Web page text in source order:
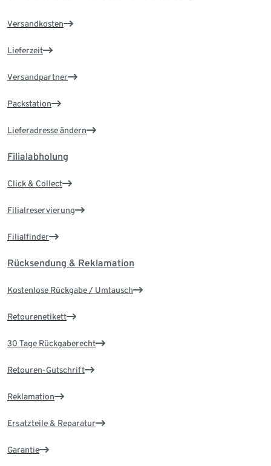
Versandkosten
Lieferzeit
Versandpartner
Packstation
Lieferadresse ändern
Filialabholung
Click & Collect
Filialreservierung
Filialfinder
Rücksendung & Reklamation
Kostenlose Rückgabe / Umtausch
Retourenetikett
30 Tage Rückgaberecht
Retouren-Gutschrift
Reklamation
Ersatzteile & Reparatur
Garantie